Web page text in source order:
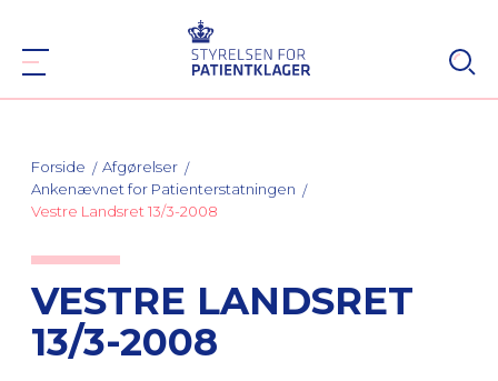
Forside
Afgørelser
Ankenævnet for Patienterstatningen
Vestre Landsret 13/3-2008
VESTRE LANDSRET
13/3-2008